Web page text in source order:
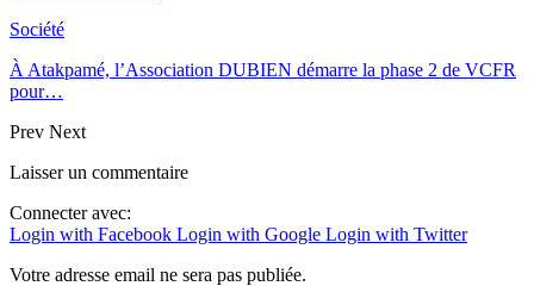
Société
À Atakpamé, l’Association DUBIEN démarre la phase 2 de VCFR
pour…
Prev Next
Laisser un commentaire
Connecter avec:
Login with Facebook Login with Google Login with Twitter
Votre adresse email ne sera pas publiée.